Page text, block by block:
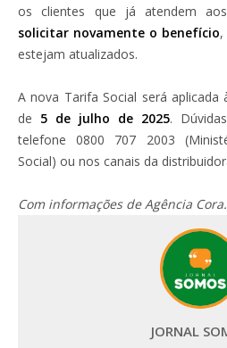
os clientes que já atendem
solicitar novamente o benefício,
estejam atualizados.
A nova Tarifa Social será
de 5 de julho de 2025.
telefone 0800 707 2003
Social) ou nos canais da
Com informações de Agência Cora.
JORNAL